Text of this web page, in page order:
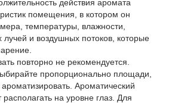
действия аромата
помещения, в котором он
температуры, влажности,
и воздушных потоков, которые
повторно не рекомендуется.
пропорционально площади,
Ароматический
на уровне глаз. Для